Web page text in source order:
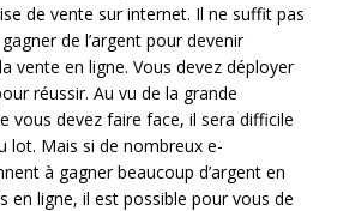
de vente sur internet. Il ne suffit pas
de l’argent pour devenir
vente en ligne. Vous devez déployer
réussir. Au vu de la grande
vous devez faire face, il sera difficile
lot. Mais si de nombreux e-
à gagner beaucoup d’argent en
en ligne, il est possible pour vous de